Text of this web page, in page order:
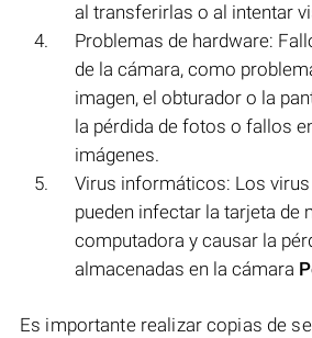
al transferirlas o al intentar
Problemas de hardware:
de la cámara, como
imagen, el obturador o la
la pérdida de fotos o fallos
imágenes.
Virus informáticos: Los
pueden infectar la tarjeta de
computadora y causar la
almacenadas en la cámara
Es importante realizar copias de